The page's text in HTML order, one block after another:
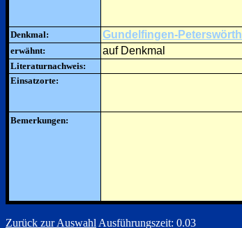
Denkmal: Gundelfingen-Peterswörth
erwähnt: auf Denkmal
Literaturnachweis:
Einsatzorte:
Bemerkungen:
Zurück zur Auswahl Ausführungszeit: 0.03